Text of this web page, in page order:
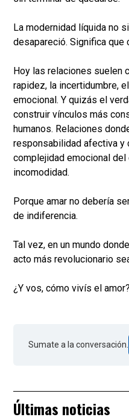
La modernidad líquida no
desapareció. Significa que
Hoy las relaciones suelen
rapidez, la incertidumbre,
emocional. Y quizás el
construir vínculos más
humanos. Relaciones
responsabilidad afectiva y
complejidad emocional
incomodidad.
Porque amar no debería
de indiferencia.
Tal vez, en un mundo
acto más revolucionario
¿Y vos, cómo vivís el amor?
Sumate a la conversación.
Últimas noticias